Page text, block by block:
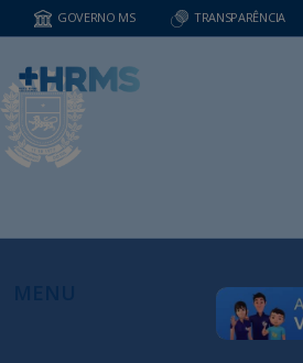
GOVERNO MS TRANSPARÊNCIA